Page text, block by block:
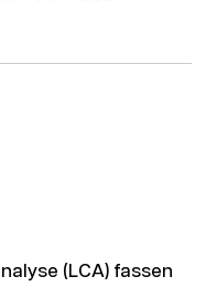
(LCA) fassen